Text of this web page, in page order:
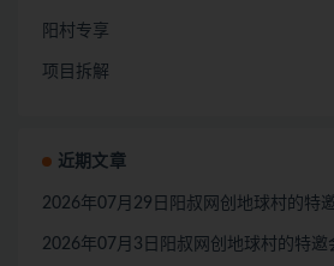
阳村专享
项目拆解
近期文章
2026年07月29日阳叔网创地球村的特
2026年07月3日阳叔网创地球村的特邀